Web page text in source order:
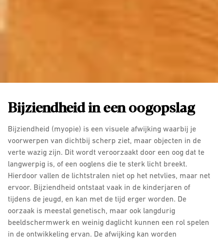
Bijziendheid in een oogopslag
Bijziendheid (myopie) is een visuele afwijking waarbij je
voorwerpen van dichtbij scherp ziet, maar objecten in de
verte wazig zijn. Dit wordt veroorzaakt door een oog dat te
langwerpig is, of een ooglens die te sterk licht breekt.
Hierdoor vallen de lichtstralen niet op het netvlies, maar net
ervoor. Bijziendheid ontstaat vaak in de kinderjaren of
tijdens de jeugd, en kan met de tijd erger worden. De
oorzaak is meestal genetisch, maar ook langdurig
beeldschermwerk en weinig daglicht kunnen een rol spelen
in de ontwikkeling ervan. De afwijking kan worden